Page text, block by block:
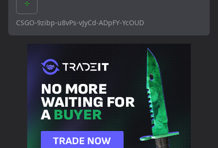
CSGO-9zibp-u8vPs-vJyCd-ADpFY-YcOUD